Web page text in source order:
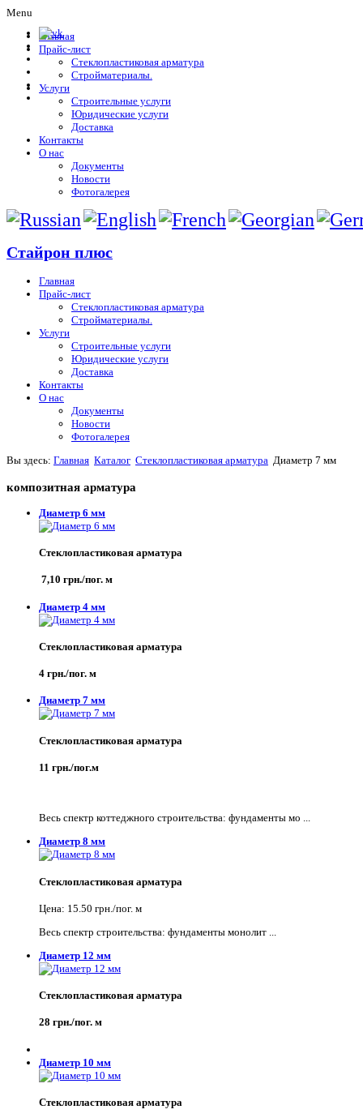
Menu
Главная
Прайс-лист
Стеклопластиковая арматура
Стройматериалы.
Услуги
Строительные услуги
Юридические услуги
Доставка
Контакты
О нас
Документы
Новости
Фотогалерея
Стайрон плюс
Главная
Прайс-лист
Стеклопластиковая арматура
Стройматериалы.
Услуги
Строительные услуги
Юридические услуги
Доставка
Контакты
О нас
Документы
Новости
Фотогалерея
Вы здесь: Главная Каталог Стеклопластиковая арматура Диаметр 7 мм
композитная арматура
Диаметр 6 мм
Стеклопластиковая арматура
7,10 грн./пог. м
Диаметр 4 мм
Стеклопластиковая арматура
4 грн./пог. м
Диаметр 7 мм
Стеклопластиковая арматура
11 грн./пог.м
Весь спектр коттеджного строительства: фундаменты мо ...
Диаметр 8 мм
Стеклопластиковая арматура
Цена: 15.50 грн./пог. м
Весь спектр строительства: фундаменты монолит ...
Диаметр 12 мм
Стеклопластиковая арматура
28 грн./пог. м
Диаметр 10 мм
Стеклопластиковая арматура